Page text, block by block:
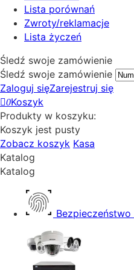
Lista porównań
Zwroty/reklamacje
Lista życzeń
Śledź swoje zamówienie
Śledź swoje zamówienie
Zaloguj sięZarejestruj się
0Koszyk
Produkty w koszyku:
Koszyk jest pusty
Zobacz koszyk Kasa
Katalog
Katalog
Bezpieczeństwo